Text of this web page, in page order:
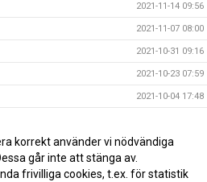
2021-11-14 09:56
2021-11-07 08:00
2021-10-31 09:16
2021-10-23 07:59
2021-10-04 17:48
2021-02-02 19:33
2020-10-27 06:22
korrekt använder vi nödvändiga
går inte att stänga av.
frivilliga cookies, t.ex. för statistik